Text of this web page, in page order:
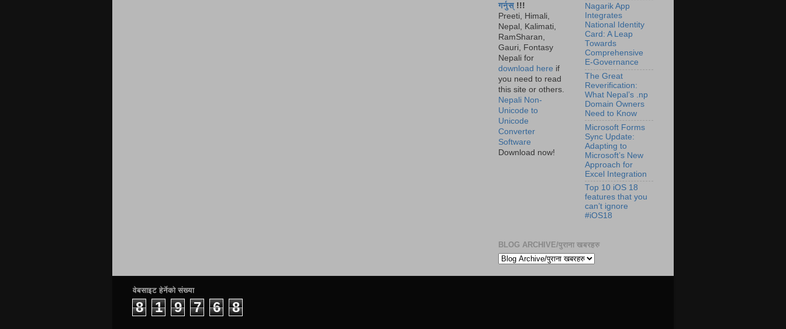
गर्नुस् !!!
Preeti, Himali,
Nepal, Kalimati,
RamSharan,
Gauri, Fontasy
Nepali for
download here if
you need to read
this site or others.
Nepali Non-
Unicode to
Unicode
Converter
Software
Download now!
Nagarik App
Integrates
National Identity
Card: A Leap
Towards
Comprehensive
E-Governance
The Great
Reverification:
What Nepal’s .np
Domain Owners
Need to Know
Microsoft Forms
Sync Update:
Adapting to
Microsoft’s New
Approach for
Excel Integration
Top 10 iOS 18
features that you
can’t ignore
#iOS18
BLOG ARCHIVE/पुराना खबरहरु
वेबसाइट हेर्नेको संख्या
8 1 9 7 6 8